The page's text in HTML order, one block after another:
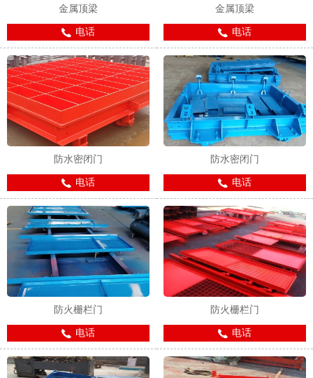
金属顶梁
电话
金属顶梁
电话
防水密闭门
电话
防水密闭门
电话
防火栅栏门
电话
防火栅栏门
电话